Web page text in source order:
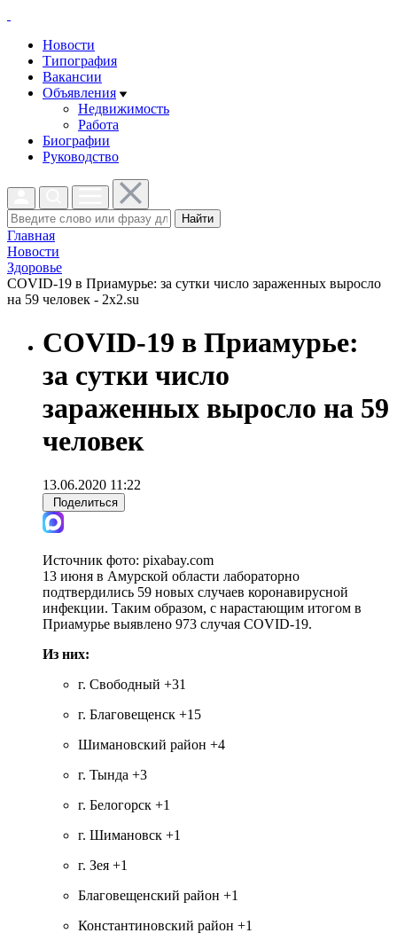
Новости
Типография
Вакансии
Объявления
Недвижимость
Работа
Биографии
Руководство
Найти
Главная
Новости
Здоровье
COVID-19 в Приамурье: за сутки число зараженных выросло
на 59 человек - 2x2.su
COVID-19 в Приамурье:
за сутки число
зараженных выросло на 59
человек
13.06.2020 11:22
Поделиться
Источник фото: pixabay.com
13 июня в Амурской области лабораторно
подтвердились 59 новых случаев коронавирусной
инфекции. Таким образом, с нарастающим итогом в
Приамурье выявлено 973 случая COVID-19.
Из них:
г. Свободный +31
г. Благовещенск +15
Шимановский район +4
г. Тында +3
г. Белогорск +1
г. Шимановск +1
г. Зея +1
Благовещенский район +1
Константиновский район +1